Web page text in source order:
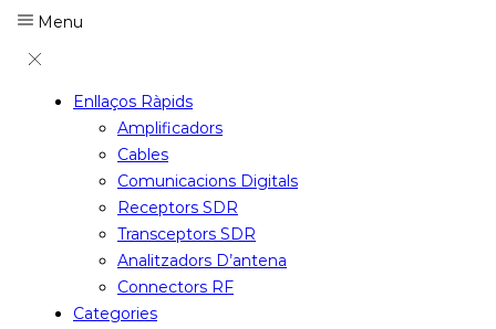
Menu
Enllaços Ràpids
Amplificadors
Cables
Comunicacions Digitals
Receptors SDR
Transceptors SDR
Analitzadors D’antena
Connectors RF
Categories